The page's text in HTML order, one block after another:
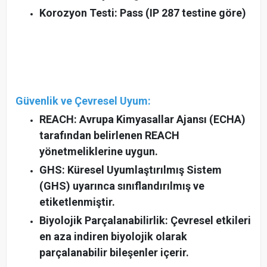
Korozyon Testi: Pass (IP 287 testine göre)
Güvenlik ve Çevresel Uyum:
REACH: Avrupa Kimyasallar Ajansı (ECHA)
tarafından belirlenen REACH
yönetmeliklerine uygun.
GHS: Küresel Uyumlaştırılmış Sistem
(GHS) uyarınca sınıflandırılmış ve
etiketlenmiştir.
Biyolojik Parçalanabilirlik: Çevresel etkileri
en aza indiren biyolojik olarak
parçalanabilir bileşenler içerir.